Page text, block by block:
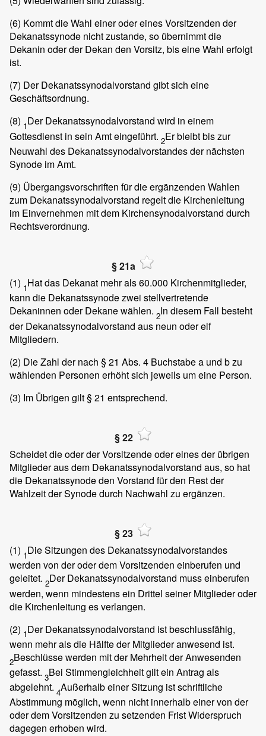
(6) Kommt die Wahl einer oder eines Vorsitzenden der
Dekanatssynode nicht zustande, so übernimmt die
Dekanin oder der Dekan den Vorsitz, bis eine Wahl erfolgt
ist.
(7) Der Dekanatssynodalvorstand gibt sich eine
Geschäftsordnung.
(8) 1Der Dekanatssynodalvorstand wird in einem
Gottesdienst in sein Amt eingeführt. 2Er bleibt bis zur
Neuwahl des Dekanatssynodalvorstandes der nächsten
Synode im Amt.
(9) Übergangsvorschriften für die ergänzenden Wahlen
zum Dekanatssynodalvorstand regelt die Kirchenleitung
im Einvernehmen mit dem Kirchensynodalvorstand durch
Rechtsverordnung.
§ 21a
(1) 1Hat das Dekanat mehr als 60.000 Kirchenmitglieder,
kann die Dekanatssynode zwei stellvertretende
Dekaninnen oder Dekane wählen. 2In diesem Fall besteht
der Dekanatssynodalvorstand aus neun oder elf
Mitgliedern.
(2) Die Zahl der nach § 21 Abs. 4 Buchstabe a und b zu
wählenden Personen erhöht sich jeweils um eine Person.
(3) Im Übrigen gilt § 21 entsprechend.
§ 22
Scheidet die oder der Vorsitzende oder eines der übrigen
Mitglieder aus dem Dekanatssynodalvorstand aus, so hat
die Dekanatssynode den Vorstand für den Rest der
Wahlzeit der Synode durch Nachwahl zu ergänzen.
§ 23
(1) 1Die Sitzungen des Dekanatssynodalvorstandes
werden von der oder dem Vorsitzenden einberufen und
geleitet. 2Der Dekanatssynodalvorstand muss einberufen
werden, wenn mindestens ein Drittel seiner Mitglieder oder
die Kirchenleitung es verlangen.
(2) 1Der Dekanatssynodalvorstand ist beschlussfähig,
wenn mehr als die Hälfte der Mitglieder anwesend ist.
2Beschlüsse werden mit der Mehrheit der Anwesenden
gefasst. 3Bei Stimmengleichheit gilt ein Antrag als
abgelehnt. 4Außerhalb einer Sitzung ist schriftliche
Abstimmung möglich, wenn nicht innerhalb einer von der
oder dem Vorsitzenden zu setzenden Frist Widerspruch
dagegen erhoben wird.